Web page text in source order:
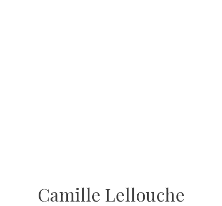
Camille Lellouche